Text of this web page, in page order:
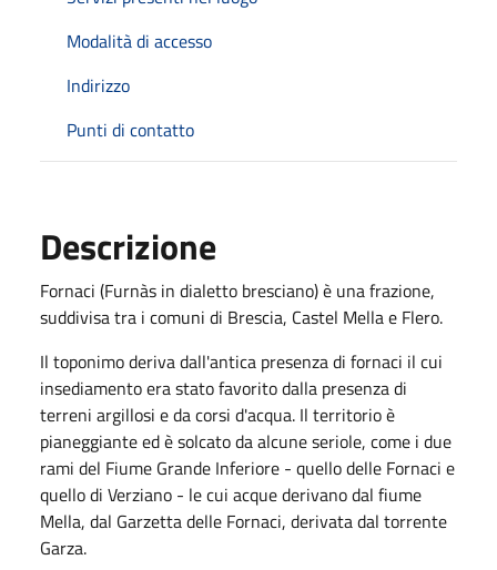
Modalità di accesso
Indirizzo
Punti di contatto
Descrizione
Fornaci (Furnàs in dialetto bresciano) è una frazione,
suddivisa tra i comuni di Brescia, Castel Mella e Flero.
Il toponimo deriva dall'antica presenza di fornaci il cui
insediamento era stato favorito dalla presenza di
terreni argillosi e da corsi d'acqua. Il territorio è
pianeggiante ed è solcato da alcune seriole, come i due
rami del Fiume Grande Inferiore - quello delle Fornaci e
quello di Verziano - le cui acque derivano dal fiume
Mella, dal Garzetta delle Fornaci, derivata dal torrente
Garza.